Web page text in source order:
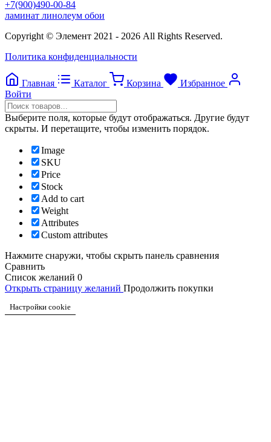
+7(900)490-00-84
ламинат линолеум обои
Copyright © Элемент 2021 - 2026 All Rights Reserved.
Политика конфиденциальности
Главная Каталог Корзина
Избранное
Войти
Выберите поля, которые будут отображаться. Другие будут
скрыты. И перетащите, чтобы изменить порядок.
Image
SKU
Price
Stock
Add to cart
Weight
Attributes
Custom attributes
Нажмите снаружи, чтобы скрыть панель сравнения
Сравнить
Список желаний 0
Открыть страницу желаний Продолжить покупки
Настройки cookie